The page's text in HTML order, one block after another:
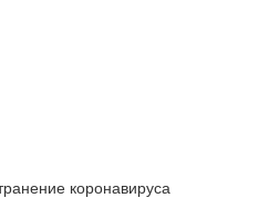
коронавируса